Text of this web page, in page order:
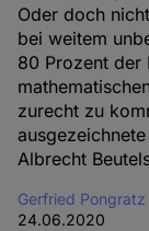
Oder doch
bei weitem
80 Prozent der
zurecht zu
Albrecht
Gerfried Pongratz
24.06.2020